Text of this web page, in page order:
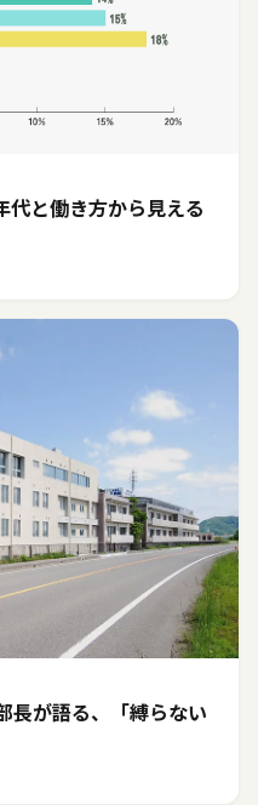
代と働き方から見える
長が語る、「縛らない